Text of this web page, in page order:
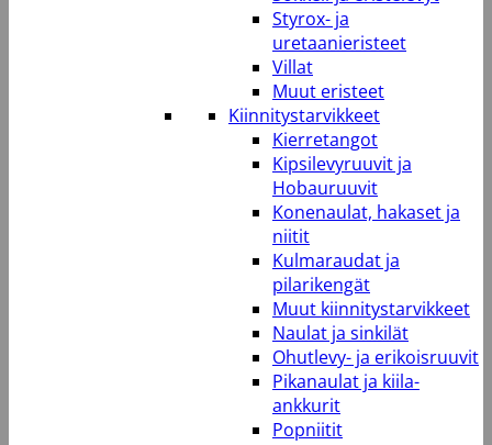
Styrox- ja
uretaanieristeet
Villat
Muut eristeet
Kiinnitystarvikkeet
Kierretangot
Kipsilevyruuvit ja
Hobauruuvit
Konenaulat, hakaset ja
niitit
Kulmaraudat ja
pilarikengät
Muut kiinnitystarvikkeet
Naulat ja sinkilät
Ohutlevy- ja erikoisruuvit
Pikanaulat ja kiila-
ankkurit
Popniitit